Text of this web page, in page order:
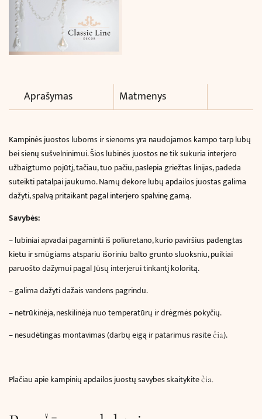
Aprašymas Matmenys
Kampinės juostos luboms ir sienomsyra naudojamos kampo tarp lubų
bei sienų sušvelninimui. Šios lubinės juostos ne tik sukuria interjero
užbaigtumo pojūtį, tačiau, tuo pačiu, paslepia griežtas linijas, padeda
suteikti patalpai jaukumo. Namų dekore lubų apdailos juostas galima
dažyti, spalvą pritaikant pagal interjero spalvinę gamą.
Savybės:
– lubiniai apvadai pagaminti iš poliuretano, kurio paviršius padengtas
kietu ir smūgiams atspariu išoriniu balto grunto sluoksniu, puikiai
paruošto dažymui pagal Jūsų interjerui tinkantį koloritą.
– galima dažyti dažais vandens pagrindu.
– netrūkinėja, neskilinėja nuo temperatūrų ir drėgmės pokyčių.
– nesudėtingas montavimas (darbų eigą ir patarimus rasitečia).
Plačiau apie kampinių apdailos juostų savybes skaitykitečia.